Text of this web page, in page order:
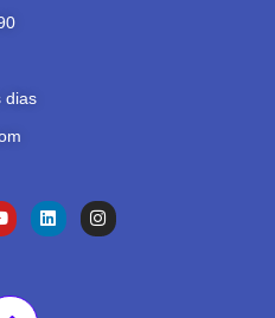
dias